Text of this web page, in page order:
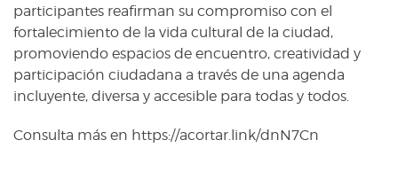
participantes reafirman su compromiso con el
fortalecimiento de la vida cultural de la ciudad,
promoviendo espacios de encuentro, creatividad y
participación ciudadana a través de una agenda
incluyente, diversa y accesible para todas y todos.
Consulta más en https://acortar.link/dnN7Cn